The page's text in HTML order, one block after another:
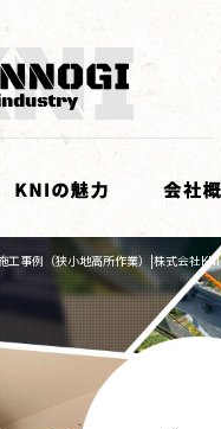
工事例（狭小地高所作業）|株式会社KNI